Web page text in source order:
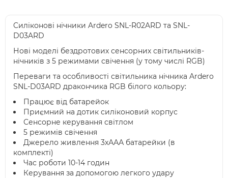
Cиліконові нічники Ardero SNL-R02ARD та SNL-
D03ARD
Нові моделі бездротових сенсорних світильників-
нічників з 5 режимами свічення (у тому числі RGB)
Переваги та особливості світильника нічника Ardero
SNL-D03ARD дракончика RGB білого кольору:
Працює від батарейок
Приємний на дотик силіконовий корпус
Сенсорне керування світлом
5 режимів свічення
Джерело живлення 3хААА батарейки (в
комплекті)
Час роботи 10-14 годин
Керування за допомогою легкого удару